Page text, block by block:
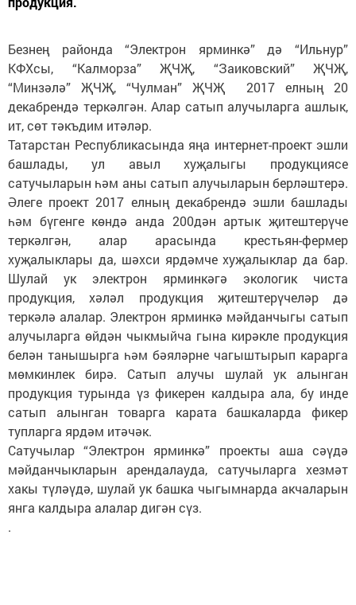
Безнең районда “Электрон ярминкә” дә “Ильнур”
КФХсы, “Калморза” ҖЧҖ, “Заиковский” ҖЧҖ,
“Минзәлә” ҖЧҖ, “Чулман” ҖЧҖ 2017 елның 20
декабрендә теркәлгән. Алар сатып алучыларга ашлык,
ит, сөт тәкъдим итәләр.
Татарстан Республикасында яңа интернет-проект эшли
башлады, ул авыл хуҗалыгы продукциясе
сатучыларын һәм аны сатып алучыларын берләштерә.
Әлеге проект 2017 елның декабрендә эшли башлады
һәм бүгенге көндә анда 200дән артык җитештерүче
теркәлгән, алар арасында крестьян-фермер
хуҗалыклары да, шәхси ярдәмче хуҗалыклар да бар.
Шулай ук электрон ярминкәгә экологик чиста
продукция, хәләл продукция җитештерүчеләр дә
теркәлә алалар. Электрон ярминкә мәйданчыгы сатып
алучыларга өйдән чыкмыйча гына кирәкле продукция
белән танышырга һәм бәяләрне чагыштырып карарга
мөмкинлек бирә. Сатып алучы шулай ук алынган
продукция турында үз фикерен калдыра ала, бу инде
сатып алынган товарга карата башкаларда фикер
тупларга ярдәм итәчәк.
Сатучылар “Электрон ярминкә” проекты аша сәүдә
мәйданчыкларын арендалауда, сатучыларга хезмәт
хакы түләүдә, шулай ук башка чыгымнарда акчаларын
янга калдыра алалар дигән сүз.
.